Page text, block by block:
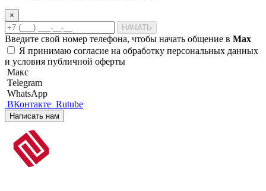
×
НАЧАТЬ
Введите свой номер телефона, чтобы начать общение в Max
Я принимаю согласие на обработку персональных данных
и условия публичной оферты
Макс
Telegram
WhatsApp
ВКонтакте Rutube
Написать нам